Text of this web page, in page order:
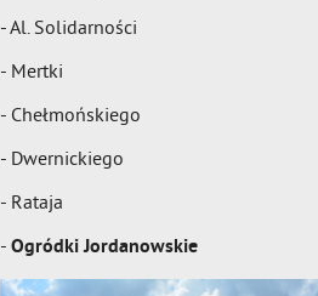
- Al. Solidarności
- Mertki
- Chełmońskiego
- Dwernickiego
- Rataja
- Ogródki Jordanowskie